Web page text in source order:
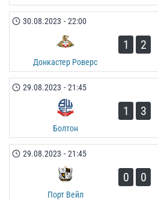
30.08.2023 - 22:00
Донкастер Роверс
1 2
29.08.2023 - 21:45
Болтон
1 3
29.08.2023 - 21:45
Порт Вейл
0 0